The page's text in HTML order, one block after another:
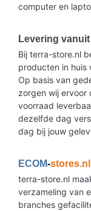
computer en
Levering
Bij terra-store.nl
producten in huis
Op basis van
zorgen wij ervoor
voorraad
dezelfde dag
dag bij jouw
ECOM-stores.nl
terra-store.nl
verzameling van
branches